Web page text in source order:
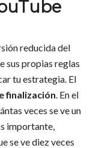
reducida del
sus propias reglas
tu estrategia. El
finalización. En el
veces se ve un
importante,
se ve diez veces